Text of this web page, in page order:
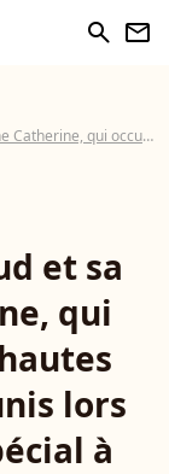
search newsletter
réunis lors d'un événement spécial à Paris
et sa
qui
lors
à